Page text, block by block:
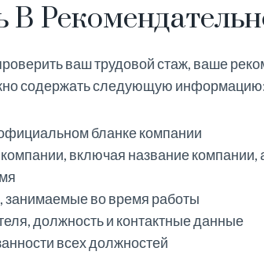
В
ваш трудовой стаж, ваше
содержать следующую
бланке компании
включая название
занимаемые во время работы
должность и контактные данные
всех должностей